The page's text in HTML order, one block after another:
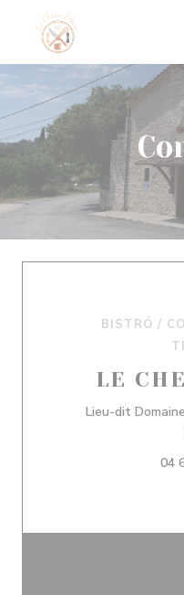
Personalización de sus
BISTRÓ /
LE
Lieu-dit
04